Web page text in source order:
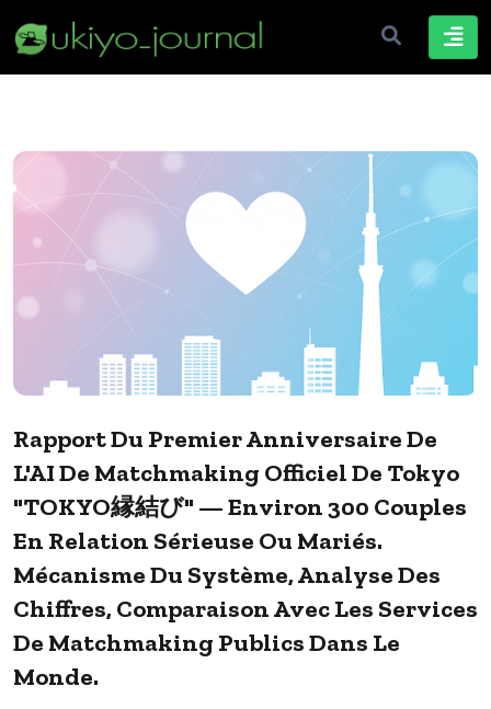
Rapport Du Premier Anniversaire De
L'AI De Matchmaking Officiel De Tokyo
"TOKYO縁結び" — Environ 300 Couples
En Relation Sérieuse Ou Mariés.
Mécanisme Du Système, Analyse Des
Chiffres, Comparaison Avec Les Services
De Matchmaking Publics Dans Le
Monde.